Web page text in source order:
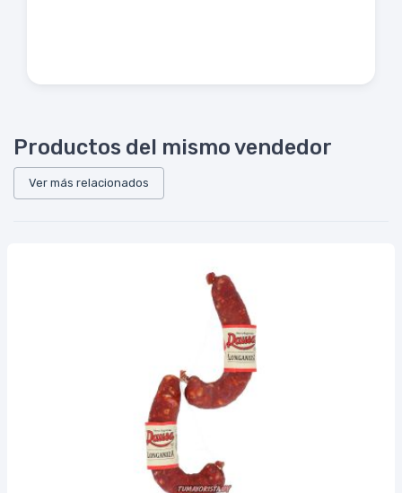
Productos del mismo vendedor
Ver más relacionados